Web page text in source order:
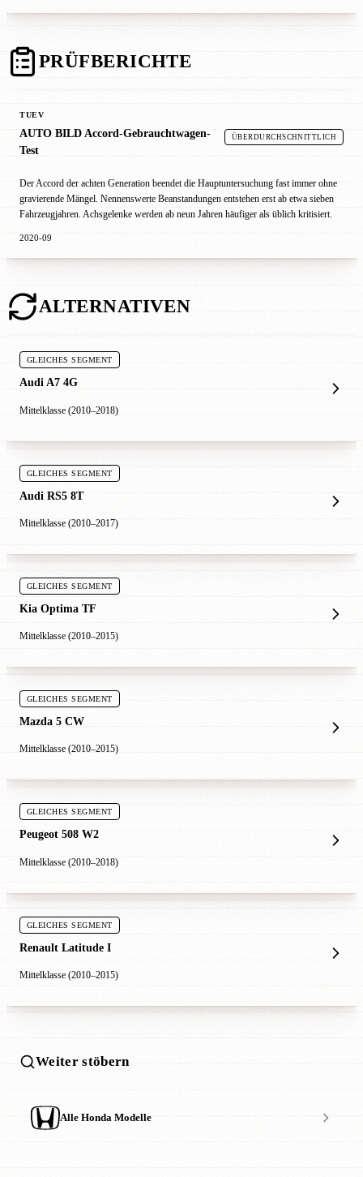
PRÜFBERICHTE
TUEV
AUTO BILD Accord-Gebrauchtwagen-
Test
ÜBERDURCHSCHNITTLICH
Der Accord der achten Generation beendet die Hauptuntersuchung fast immer ohne
gravierende Mängel. Nennenswerte Beanstandungen entstehen erst ab etwa sieben
Fahrzeugjahren. Achsgelenke werden ab neun Jahren häufiger als üblich kritisiert.
2020-09
ALTERNATIVEN
GLEICHES SEGMENT
Audi A7 4G
Mittelklasse (2010–2018)
GLEICHES SEGMENT
Audi RS5 8T
Mittelklasse (2010–2017)
GLEICHES SEGMENT
Kia Optima TF
Mittelklasse (2010–2015)
GLEICHES SEGMENT
Mazda 5 CW
Mittelklasse (2010–2015)
GLEICHES SEGMENT
Peugeot 508 W2
Mittelklasse (2010–2018)
GLEICHES SEGMENT
Renault Latitude I
Mittelklasse (2010–2015)
Weiter stöbern
Alle Honda Modelle